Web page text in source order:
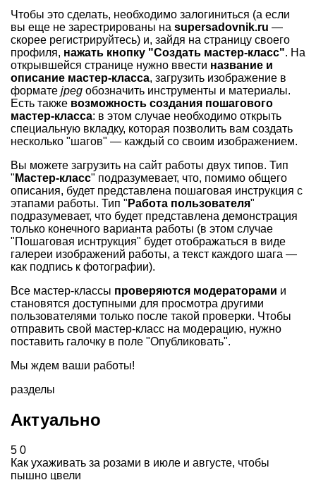
Чтобы это сделать, необходимо залогиниться (а если
вы еще не зарестрированы на supersadovnik.ru —
скорее регистрируйтесь) и, зайдя на страницу своего
профиля, нажать кнопку "Создать мастер-класс". На
открывшейся странице нужно ввести название и
описание мастер-класса, загрузить изображение в
формате jpeg обозначить инструменты и материалы.
Есть также возможность создания пошагового
мастер-класса: в этом случае необходимо открыть
специальную вкладку, которая позволить вам создать
несколько "шагов" — каждый со своим изображением.
Вы можете загрузить на сайт работы двух типов. Тип
" Мастер-класс" подразумевает, что, помимо общего
описания, будет представлена пошаговая инструкция с
этапами работы. Тип " Работа пользователя"
подразумевает, что будет представлена демонстрация
только конечного варианта работы (в этом случае
"Пошаговая иснтрукция" будет отображаться в виде
галереи изображений работы, а текст каждого шага —
как подпись к фотографии).
Все мастер-классы проверяются модераторами и
становятся доступными для просмотра другими
пользователями только после такой проверки. Чтобы
отправить свой мастер-класс на модерацию, нужно
поставить галочку в поле "Опубликовать".
Мы ждем ваши работы!
разделы
Актуально
5 0
Как ухаживать за розами в июле и августе, чтобы
пышно цвели